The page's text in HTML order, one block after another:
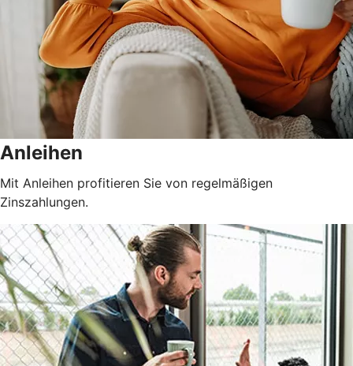
Anleihen
Mit Anleihen profitieren Sie von regelmäßigen
Zinszahlungen.